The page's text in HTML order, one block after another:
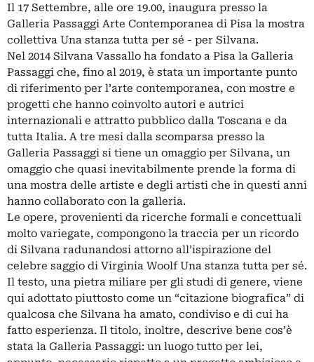
Il 17 Settembre, alle ore 19.00, inaugura presso la
Galleria Passaggi Arte Contemporanea di Pisa la mostra
collettiva Una stanza tutta per sé - per Silvana.
Nel 2014 Silvana Vassallo ha fondato a Pisa la Galleria
Passaggi che, fino al 2019, è stata un importante punto
di riferimento per l’arte contemporanea, con mostre e
progetti che hanno coinvolto autori e autrici
internazionali e attratto pubblico dalla Toscana e da
tutta Italia. A tre mesi dalla scomparsa presso la
Galleria Passaggi si tiene un omaggio per Silvana, un
omaggio che quasi inevitabilmente prende la forma di
una mostra delle artiste e degli artisti che in questi anni
hanno collaborato con la galleria.
Le opere, provenienti da ricerche formali e concettuali
molto variegate, compongono la traccia per un ricordo
di Silvana radunandosi attorno all’ispirazione del
celebre saggio di Virginia Woolf Una stanza tutta per sé.
Il testo, una pietra miliare per gli studi di genere, viene
qui adottato piuttosto come un “citazione biografica” di
qualcosa che Silvana ha amato, condiviso e di cui ha
fatto esperienza. Il titolo, inoltre, descrive bene cos’è
stata la Galleria Passaggi: un luogo tutto per lei,